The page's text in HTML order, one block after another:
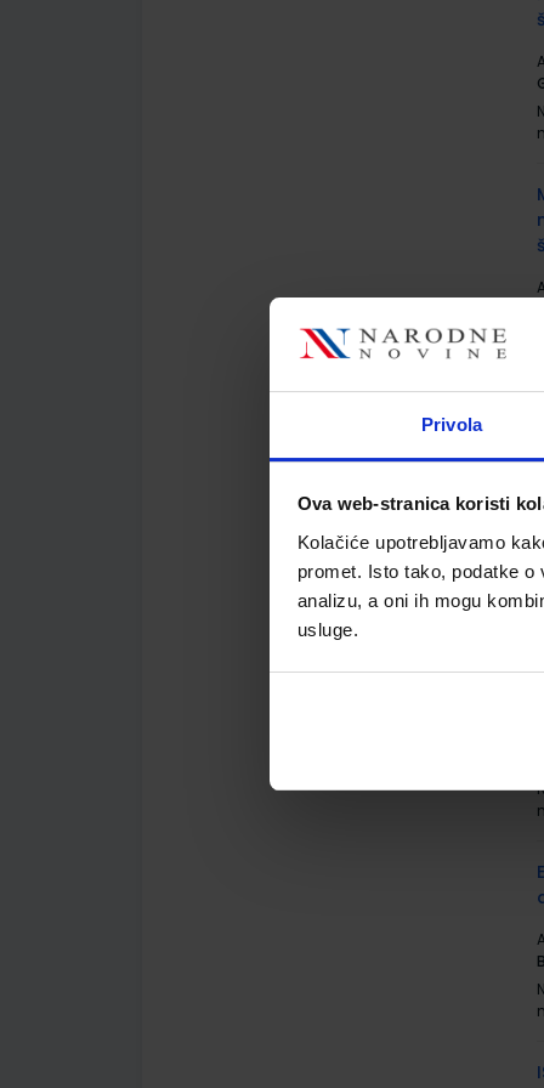
Privola
Ova web-stranica koristi
Kolačiće upotrebljavamo
promet. Isto tako, podatke
analizu, a oni ih mogu
usluge.